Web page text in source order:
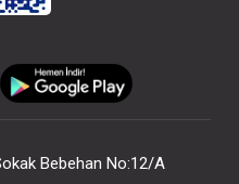
Bebehan No:12/A